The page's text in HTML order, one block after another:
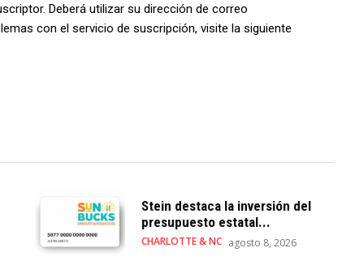
Deberá utilizar su dirección de correo
con el servicio de suscripción, visite la siguiente
Stein destaca la inversión del
presupuesto estatal...
CHARLOTTE & NC agosto 8, 2026